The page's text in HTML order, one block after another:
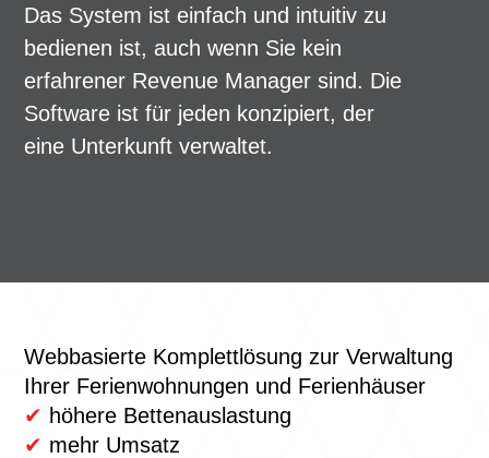
Das System ist einfach und intuitiv zu
bedienen ist, auch wenn Sie kein
erfahrener Revenue Manager sind. Die
Software ist für jeden konzipiert, der
eine Unterkunft verwaltet.
Webbasierte Komplettlösung zur Verwaltung
Ihrer Ferienwohnungen und Ferienhäuser
✔ höhere Bettenauslastung
✔ mehr Umsatz